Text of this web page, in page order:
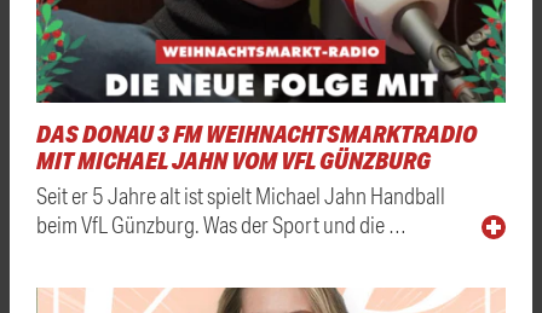
DAS DONAU 3 FM WEIHNACHTSMARKTRADIO
MIT MICHAEL JAHN VOM VFL GÜNZBURG
Seit er 5 Jahre alt ist spielt Michael Jahn Handball
beim VfL Günzburg. Was der Sport und die …